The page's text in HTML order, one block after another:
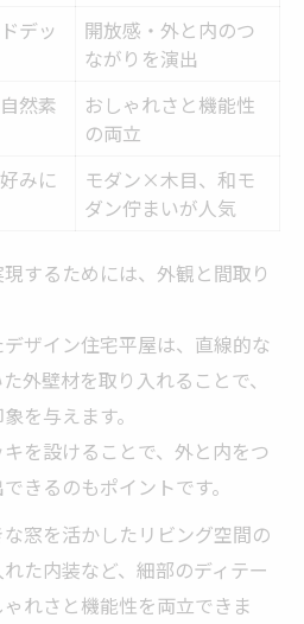
デッ
開放感・外と内のつ
ながりを演出
然素
おしゃれさと機能性
の両立
みに
モダン×木目、和モ
ダン佇まいが人気
するためには、外観と間取り
ザイン住宅平屋は、直線的な
外壁材を取り入れることで、
を与えます。
を設けることで、外と内をつ
きるのもポイントです。
窓を活かしたリビング空間の
た内装など、細部のディテー
れさと機能性を両立できま